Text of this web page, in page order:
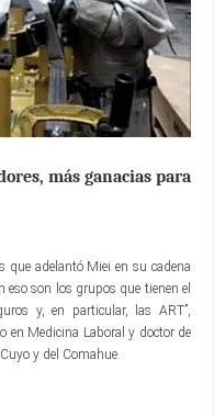
más ganacias para
que adelantó Miei en su cadena
eso son los grupos que tienen el
y, en particular, las ART”,
en Medicina Laboral y doctor de
y del Comahue.